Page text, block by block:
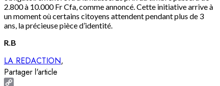
2.800 à 10.000 Fr Cfa, comme annoncé. Cette initiative arrive à
un moment où certains citoyens attendent pendant plus de 3
ans, la précieuse pièce d’identité.
R.B
LA REDACTION
Partager l'article